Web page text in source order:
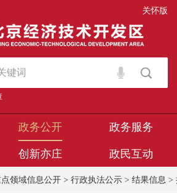
关怀版
政务公开 政务服务
创新亦庄 政民互动
领域信息公开 > 行政执法公示 > 结果信息 >